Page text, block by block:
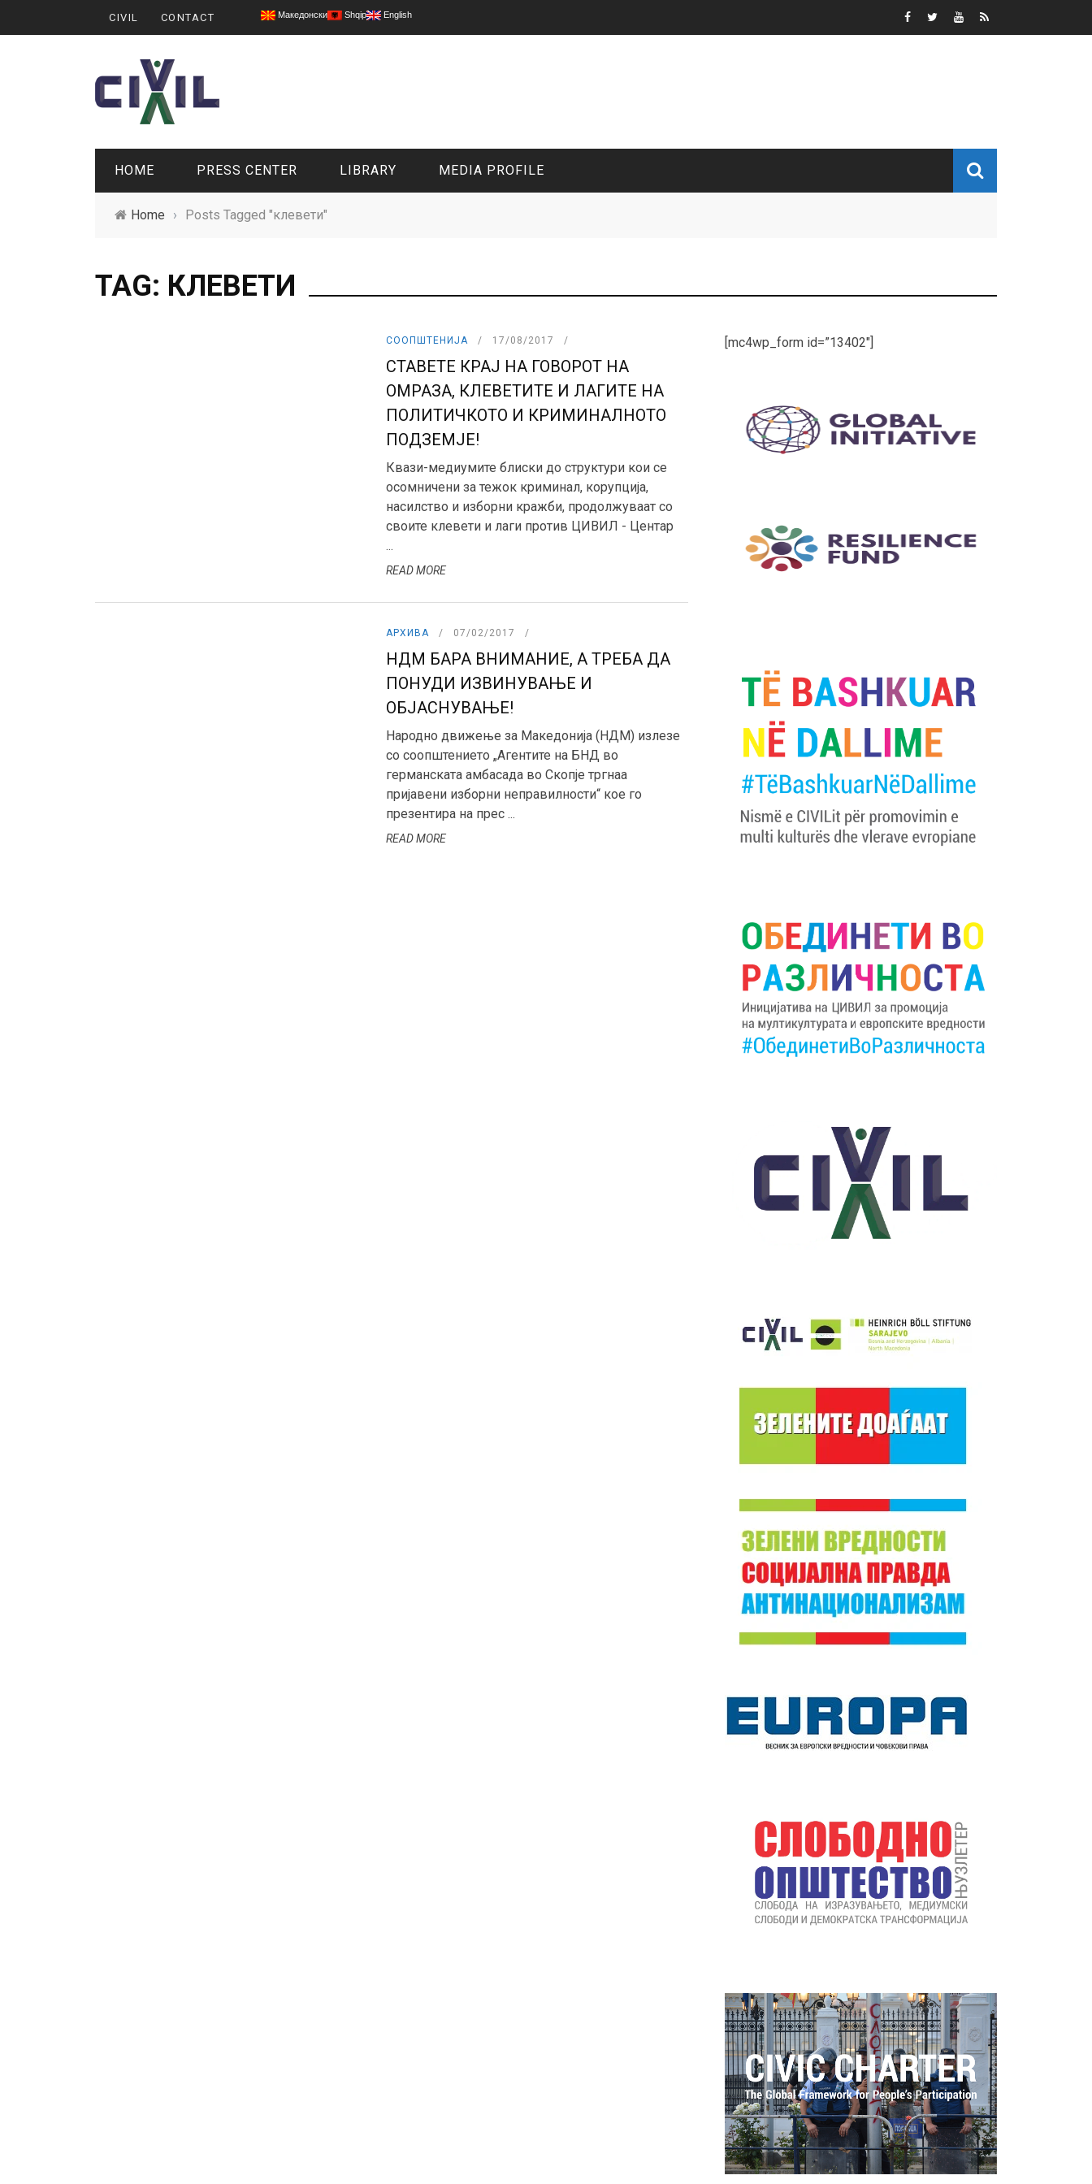
CIVIL CONTACT Македонски Shqip English
HOME PRESS CENTER LIBRARY MEDIA PROFILE
Home › Posts Tagged "клевети"
TAG: КЛЕВЕТИ
СООПШТЕНИЈА 17/08/2017
СТАВЕТЕ КРАЈ НА ГОВОРОТ НА
ОМРАЗА, КЛЕВЕТИТЕ И ЛАГИТЕ НА
ПОЛИТИЧКОТО И КРИМИНАЛНОТО
ПОДЗЕМЈЕ!
Квази-медиумите блиски до структури кои се
осомничени за тежок криминал, корупција,
насилство и изборни кражби, продолжуваат со
своите клевети и лаги против ЦИВИЛ - Центар
...
READ MORE
АРХИВА 07/02/2017
НДМ БАРА ВНИМАНИЕ, А ТРЕБА ДА
ПОНУДИ ИЗВИНУВАЊЕ И
ОБЈАСНУВАЊЕ!
Народно движење за Македонија (НДМ) излезе
со соопштението „Агентите на БНД во
германската амбасада во Скопје тргнаа
пријавени изборни неправилности“ кое го
презентира на прес ...
READ MORE
[mc4wp_form id=”13402″]